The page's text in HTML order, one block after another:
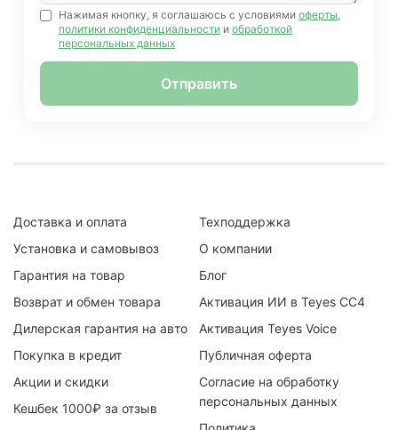
Нажимая кнопку, я соглашаюсь с условиями оферты
политики конфиденциальности и обработкой
персональных данных
Отправить
Доставка и оплата
Установка и самовывоз
Гарантия на товар
Возврат и обмен товара
Дилерская гарантия на авто
Покупка в кредит
Акции и скидки
Кешбек 1000₽ за отзыв
Техподдержка
О компании
Блог
Активация ИИ в Teyes CC4
Активация Teyes Voice
Публичная оферта
Согласие на обработку
персональных данных